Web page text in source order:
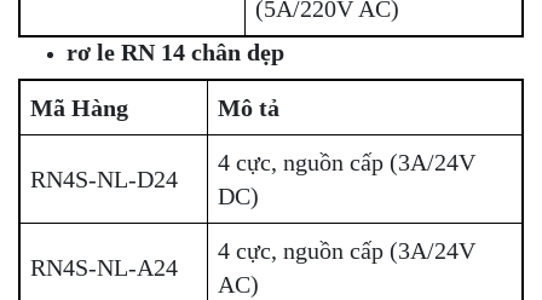
(5A/220V AC)
rơ le RN 14 chân dẹp
Mã Hàng Mô tả
RN4S-NL-D24
4 cực, nguồn cấp (3A/24V
DC)
RN4S-NL-A24
4 cực, nguồn cấp (3A/24V
AC)